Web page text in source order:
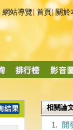
網站導覽|首頁|關於
相關論
1.
開